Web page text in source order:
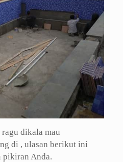
dikala mau
di , ulasan berikut ini
pikiran Anda.